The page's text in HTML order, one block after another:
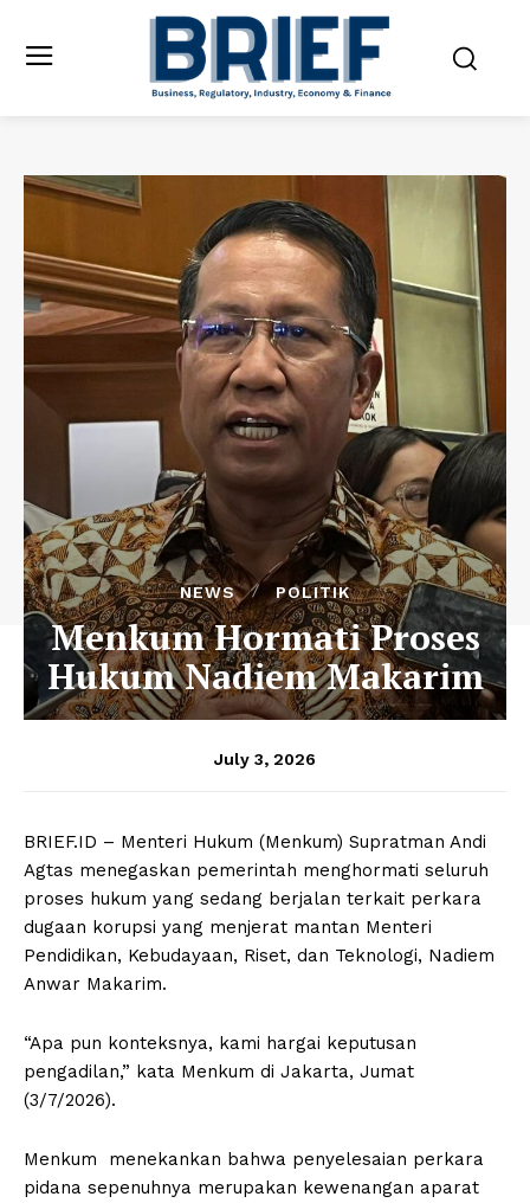
NEWS POLITIK
Menkum Hormati Proses
Hukum Nadiem Makarim
July 3, 2026
BRIEF.ID – Menteri Hukum (Menkum) Supratman Andi
Agtas menegaskan pemerintah menghormati seluruh
proses hukum yang sedang berjalan terkait perkara
dugaan korupsi yang menjerat mantan Menteri
Pendidikan, Kebudayaan, Riset, dan Teknologi, Nadiem
Anwar Makarim.
“Apa pun konteksnya, kami hargai keputusan
pengadilan,” kata Menkum di Jakarta, Jumat
(3/7/2026).
Menkum menekankan bahwa penyelesaian perkara
pidana sepenuhnya merupakan kewenangan aparat